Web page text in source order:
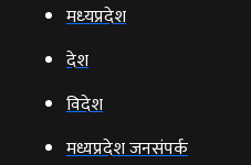
मध्‍यप्रदेश
देश
विदेश
मध्यप्रदेश जनसंपर्क